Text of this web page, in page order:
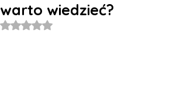
warto wiedzieć?
Oceniono na NaN z 5 gwiazdek.